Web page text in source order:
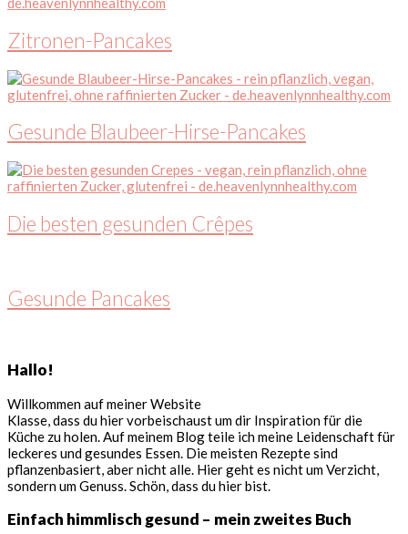
Zitronen-Pancakes
Gesunde Blaubeer-Hirse-Pancakes
Die besten gesunden Crêpes
Gesunde Pancakes
Hallo!
Willkommen auf meiner Website
Klasse, dass du hier vorbeischaust um dir Inspiration für die
Küche zu holen. Auf meinem Blog teile ich meine Leidenschaft für
leckeres und gesundes Essen. Die meisten Rezepte sind
pflanzenbasiert, aber nicht alle. Hier geht es nicht um Verzicht,
sondern um Genuss. Schön, dass du hier bist.
Einfach himmlisch gesund – mein zweites Buch